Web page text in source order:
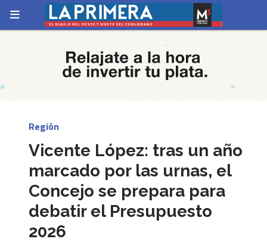
Vicente López: tras un año
marcado por las urnas, el
Concejo se prepara para
debatir el Presupuesto
2026
Región